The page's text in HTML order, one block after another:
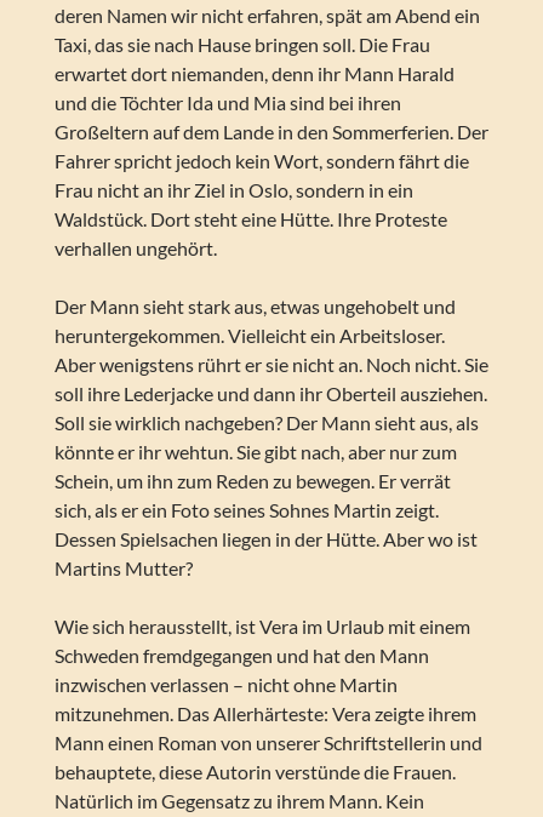
deren Namen wir nicht erfahren, spät am Abend ein
Taxi, das sie nach Hause bringen soll. Die Frau
erwartet dort niemanden, denn ihr Mann Harald
und die Töchter Ida und Mia sind bei ihren
Großeltern auf dem Lande in den Sommerferien. Der
Fahrer spricht jedoch kein Wort, sondern fährt die
Frau nicht an ihr Ziel in Oslo, sondern in ein
Waldstück. Dort steht eine Hütte. Ihre Proteste
verhallen ungehört.
Der Mann sieht stark aus, etwas ungehobelt und
heruntergekommen. Vielleicht ein Arbeitsloser.
Aber wenigstens rührt er sie nicht an. Noch nicht. Sie
soll ihre Lederjacke und dann ihr Oberteil ausziehen.
Soll sie wirklich nachgeben? Der Mann sieht aus, als
könnte er ihr wehtun. Sie gibt nach, aber nur zum
Schein, um ihn zum Reden zu bewegen. Er verrät
sich, als er ein Foto seines Sohnes Martin zeigt.
Dessen Spielsachen liegen in der Hütte. Aber wo ist
Martins Mutter?
Wie sich herausstellt, ist Vera im Urlaub mit einem
Schweden fremdgegangen und hat den Mann
inzwischen verlassen – nicht ohne Martin
mitzunehmen. Das Allerhärteste: Vera zeigte ihrem
Mann einen Roman von unserer Schriftstellerin und
behauptete, diese Autorin verstünde die Frauen.
Natürlich im Gegensatz zu ihrem Mann. Kein